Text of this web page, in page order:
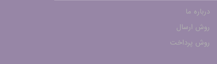
درباره ما
روش ارسال
روش پرداخت